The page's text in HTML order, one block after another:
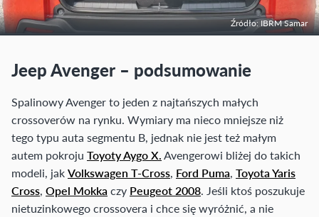
Źródło: IBRM Samar
Jeep Avenger – podsumowanie
Spalinowy Avenger to jeden z najtańszych małych
crossoverów na rynku. Wymiary ma nieco mniejsze niż
tego typu auta segmentu B, jednak nie jest też małym
autem pokroju Toyoty Aygo X.Avengerowi bliżej do takich
modeli, jakVolkswagen T-Cross, Ford Puma, Toyota Yaris
Cross, Opel Mokka czy Peugeot 2008. Jeśli ktoś poszukuje
nietuzinkowego crossovera i chce się wyróżnić, a nie